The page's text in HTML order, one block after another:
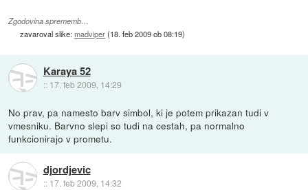
Zgodovina sprememb…
zavaroval slike:madviper(18. feb 2009 ob 08:19)
Karaya 52
:: 17. feb 2009, 14:29
No prav, pa namesto barv simbol, ki je potem prikazan tudi v
vmesniku. Barvno slepi so tudi na cestah, pa normalno
funkcionirajo v prometu.
djordjevic
:: 17. feb 2009, 14:32